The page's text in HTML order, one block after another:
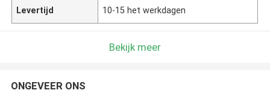
Levertijd 10-15 het werkdagen
Bekijk meer
ONGEVEER ONS